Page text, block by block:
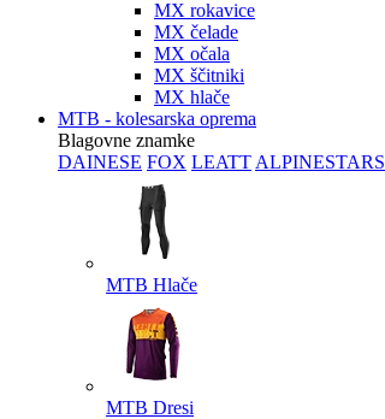
MX rokavice
MX čelade
MX očala
MX ščitniki
MX hlače
MTB - kolesarska oprema
Blagovne znamke
DAINESE FOX LEATT ALPINESTARS
MTB Hlače
MTB Dresi